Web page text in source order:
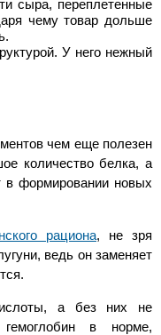
сыра, переплетенные
чему товар дольше
У него нежный
чем еще полезен
количество белка, а
в формировании новых
рациона, не зря
ведь он заменяет
а без них не
гемоглобин в норме,